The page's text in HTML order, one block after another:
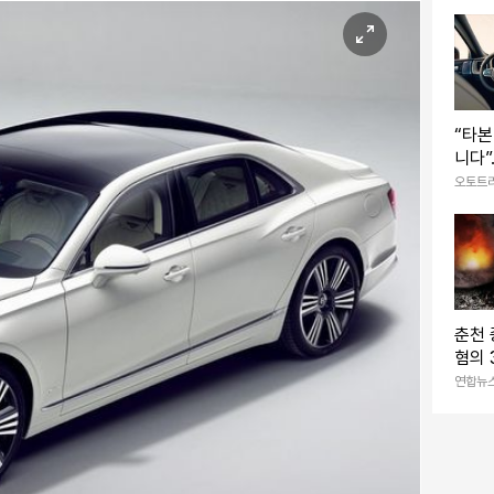
“타
니다
너 평
오토트
춘천
혐의
예로
연합뉴